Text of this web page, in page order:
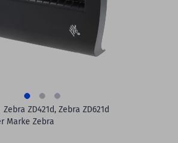
Zebra ZD421d, Zebra ZD621d
Marke Zebra